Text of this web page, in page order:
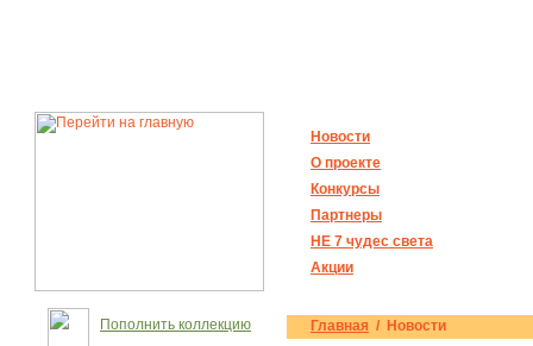
Пополнить коллекцию
Новости
О проекте
Конкурсы
Партнеры
НЕ 7 чудес света
Акции
Главная / Новости